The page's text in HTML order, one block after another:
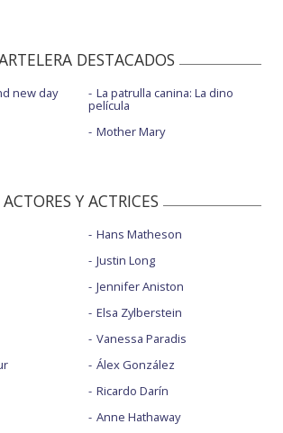
DESTACADOS
new day
La patrulla canina: La dino
película
Mother Mary
ACTORES Y ACTRICES
Hans Matheson
Justin Long
Jennifer Aniston
Elsa Zylberstein
Vanessa Paradis
Álex González
Ricardo Darín
Anne Hathaway